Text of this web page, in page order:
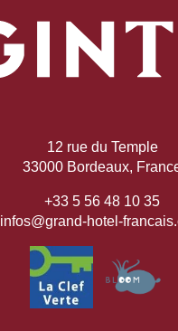
12 rue du Temple
33000 Bordeaux,
+33 5 56 48 10 35
infos@grand-hotel-